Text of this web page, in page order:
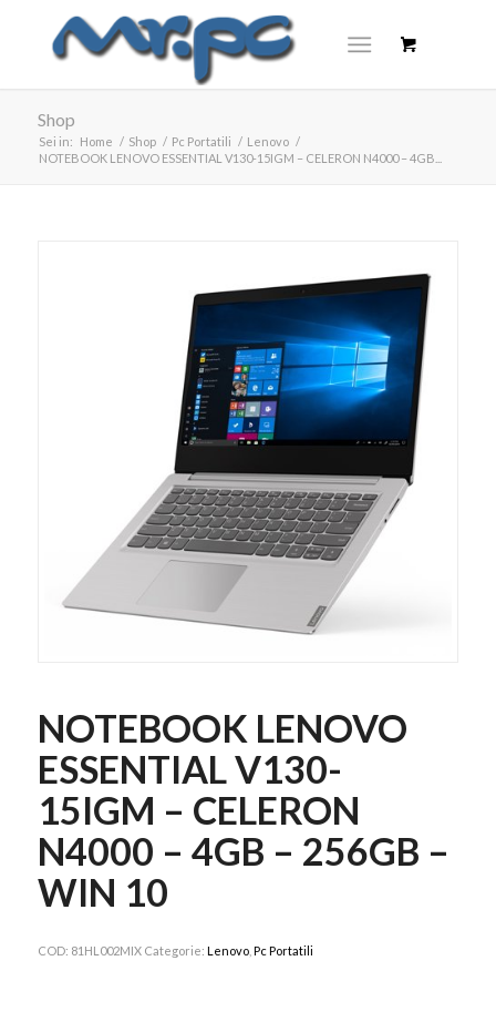
Shop
Sei in: Home / Shop / Pc Portatili / Lenovo /
NOTEBOOK LENOVO ESSENTIAL V130-15IGM – CELERON N4000 – 4GB...
NOTEBOOK LENOVO
ESSENTIAL V130-
15IGM – CELERON
N4000 – 4GB – 256GB –
WIN 10
COD: 81HL002MIX Categorie: Lenovo, Pc Portatili